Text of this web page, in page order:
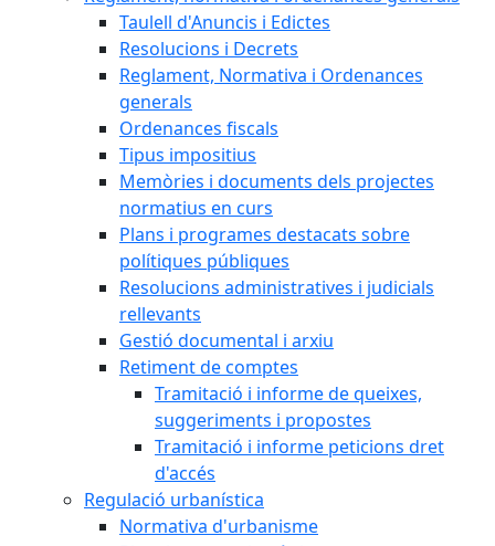
Taulell d'Anuncis i Edictes
Resolucions i Decrets
Reglament, Normativa i Ordenances
generals
Ordenances fiscals
Tipus impositius
Memòries i documents dels projectes
normatius en curs
Plans i programes destacats sobre
polítiques públiques
Resolucions administratives i judicials
rellevants
Gestió documental i arxiu
Retiment de comptes
Tramitació i informe de queixes,
suggeriments i propostes
Tramitació i informe peticions dret
d'accés
Regulació urbanística
Normativa d'urbanisme